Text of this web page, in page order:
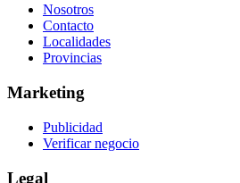
Nosotros
Contacto
Localidades
Provincias
Marketing
Publicidad
Verificar negocio
Legal